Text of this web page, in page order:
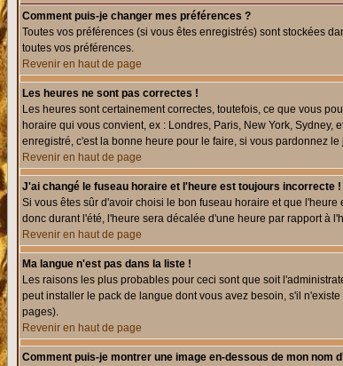
Comment puis-je changer mes préférences ?
Toutes vos préférences (si vous êtes enregistrés) sont stockées
toutes vos préférences.
Revenir en haut de page
Les heures ne sont pas correctes !
Les heures sont certainement correctes, toutefois, ce que vous
horaire qui vous convient, ex : Londres, Paris, New York,
enregistré, c'est la bonne heure pour le faire, si vous pardonnez le
Revenir en haut de page
J'ai changé le fuseau horaire et l'heure est toujours incorrecte !
Si vous êtes sûr d'avoir choisi le bon fuseau horaire et que
donc durant l'été, l'heure sera décalée d'une heure par rapport à
Revenir en haut de page
Ma langue n'est pas dans la liste !
Les raisons les plus probables pour ceci sont que soit
peut installer le pack de langue dont vous avez besoin, s'il
pages).
Revenir en haut de page
Comment puis-je montrer une image en-dessous de mon nom